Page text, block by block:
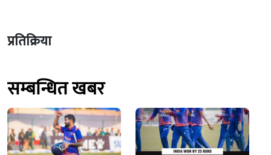
प्रतिक्रिया
सम्बन्धित खबर